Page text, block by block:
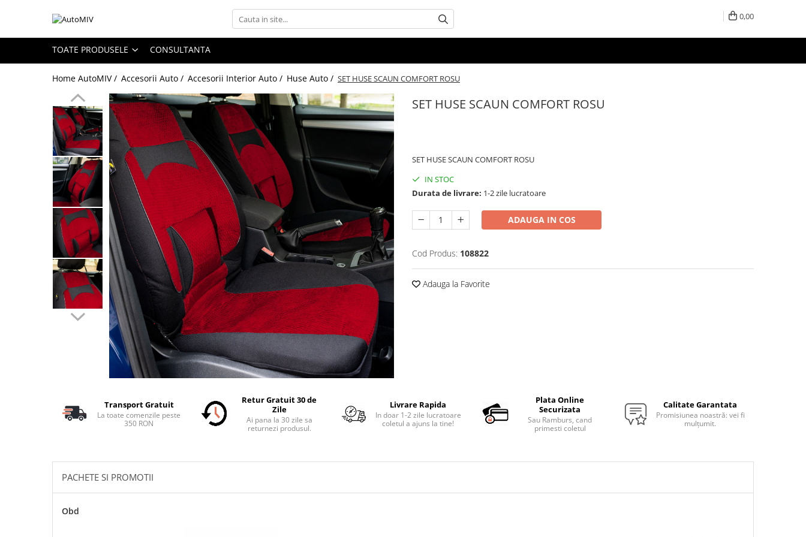
Toate Produsele
Oferta Saptamanii
Bloc Lumini
Butoane Reglare Oglinzi
Seturi Butoane
Butoane Blocare/Deblocare
Buton Frana
Buton Clapeta Rezervor
Buton Portbagaj
Alte Butoane/Comutatoare
Butoane Semnalizare
Schimbatoare Viteze
Accesorii Auto
Accesorii Auto Exterior
Paravanturi Auto / Deflectoare Aer
Tavite Portbagaj Dedicate
Covorase Auto/ Presuri Auto
Seturi Interior
Accesorii Siguranta Auto
0,00
TOATE PRODUSELE CONSULTANTA
Home AutoMIV / Accesorii Auto / Accesorii Interior Auto / Huse Auto / SET HUSE SCAUN COMFORT ROSU
SET HUSE SCAUN COMFORT ROSU
SET HUSE SCAUN COMFORT ROSU
IN STOC
Durata de livrare: 1-2 zile lucratoare
ADAUGA IN COS
Cod Produs: 108822
Adauga la Favorite
Transport Gratuit
La toate comenzile peste
350 RON
Retur Gratuit 30 de
Zile
Ai pana la 30 zile sa
returnezi produsul.
Livrare Rapida
In doar 1-2 zile lucratoare
coletul a ajuns la tine!
Plata Online
Securizata
Sau Ramburs, cand
primesti coletul
Calitate Garantata
Promisiunea noastră: vei fi
mulțumit.
PACHETE SI PROMOTII
Obd